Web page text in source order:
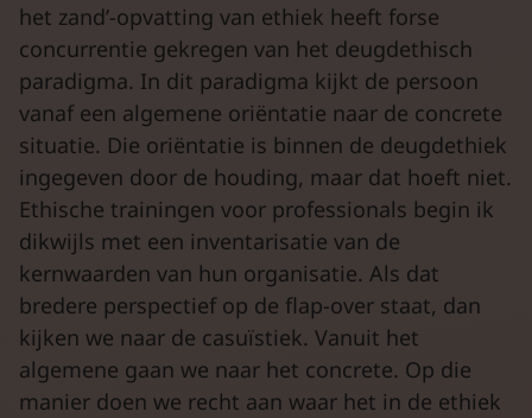
het zand’-opvatting van ethiek heeft forse
concurrentie gekregen van het deugdethisch
paradigma. In dit paradigma kijkt de persoon
vanaf een algemene oriëntatie naar de concrete
situatie. Die oriëntatie is binnen de deugdethiek
ingegeven door de houding, maar dat hoeft niet.
Ethische trainingen voor professionals begin ik
dikwijls met een inventarisatie van de
kernwaarden van hun organisatie. Als dat
bredere perspectief op de flap-over staat, dan
kijken we naar de casuïstiek. Vanuit het
algemene gaan we naar het concrete. Op die
manier doen we recht aan waar het in de ethiek